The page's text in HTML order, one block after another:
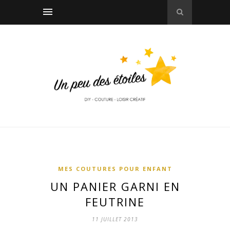
MES COUTURES POUR ENFANT
UN PANIER GARNI EN
FEUTRINE
11 JUILLET 2013